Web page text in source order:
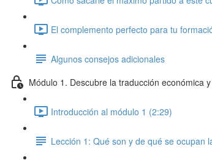
El complemento perfecto para tu
Algunos consejos adicionales
Módulo 1. Descubre la traducción económica
Introducción al módulo 1 (2:29)
Lección 1: Qué son y de qué se ocupan